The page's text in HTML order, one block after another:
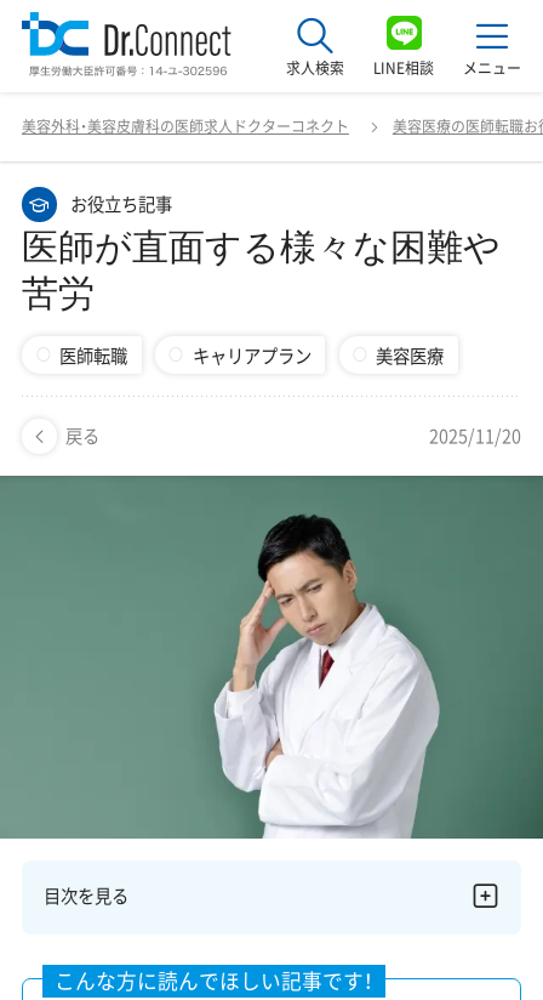
求人検索 LINE相談 メニュー
美容クリニック見学ご希望の方はこちら
サービス紹介
ドクターコネクトの強み
エージェント紹介
常勤求人一覧
美容医療医師の転職お役立ちコンテンツ
美容クリニック見学・研修情報
美容外科・美容皮膚科の医師転職体験談
美容クリニックインタビュー
美容医療の転職お役立ち記事
よくあるご質問
美容外科・美容皮膚科の医師求人ドクターコネクト 美容医療の医師転職
お役立ち記事
医師が直面する様々な困難や
苦労
医師転職 キャリアプラン 美容医療
戻る 2025/11/20
医師が直面する様々な困難や苦労
目次を見る